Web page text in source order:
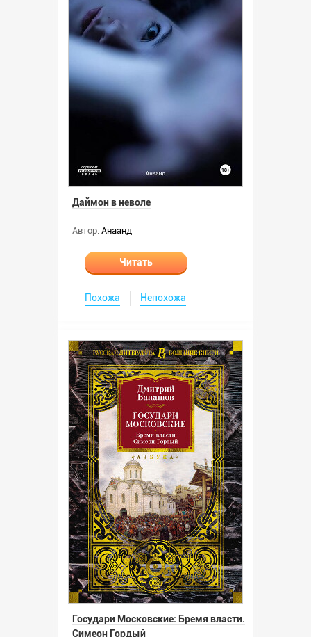
Даймон в неволе
Автор: Анаанд
Читать
Похожа Непохожа
Государи Московские: Бремя власти.
Симеон Гордый